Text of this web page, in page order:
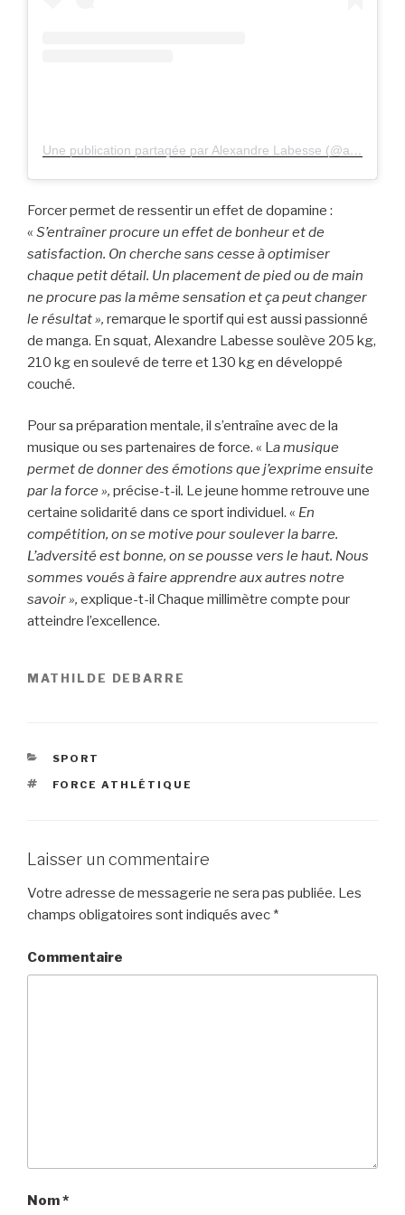
Une publication partagée par Alexandre Labesse (@a_labesse)
Forcer permet de ressentir un effet de dopamine :
« S’entraîner procure un effet de bonheur et de
satisfaction. On cherche sans cesse à optimiser
chaque petit détail. Un placement de pied ou de main
ne procure pas la même sensation et ça peut changer
le résultat », remarque le sportif qui est aussi passionné
de manga. En squat, Alexandre Labesse soulève 205 kg,
210 kg en soulevé de terre et 130 kg en développé
couché.
Pour sa préparation mentale, il s’entraîne avec de la
musique ou ses partenaires de force. « La musique
permet de donner des émotions que j’exprime ensuite
par la force », précise-t-il. Le jeune homme retrouve une
certaine solidarité dans ce sport individuel. « En
compétition, on se motive pour soulever la barre.
L’adversité est bonne, on se pousse vers le haut. Nous
sommes voués à faire apprendre aux autres notre
savoir », explique-t-il Chaque millimètre compte pour
atteindre l’excellence.
MATHILDE DEBARRE
CATÉGORIES
SPORT
ÉTIQUETTES
FORCE ATHLÉTIQUE
Laisser un commentaire
Votre adresse de messagerie ne sera pas publiée. Les
champs obligatoires sont indiqués avec *
Commentaire
Nom*